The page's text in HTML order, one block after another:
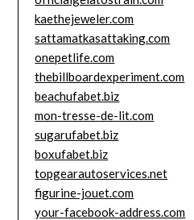
kaethejeweler.com
sattamatkasattaking.com
onepetlife.com
thebillboardexperiment.com
beachufabet.biz
mon-tresse-de-lit.com
sugarufabet.biz
boxufabet.biz
topgearautoservices.net
figurine-jouet.com
your-facebook-address.com